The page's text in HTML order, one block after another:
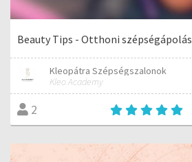
Beauty Tips - Otthoni szépségápolás
Kleopátra Szépségszalonok
Kleo Academy
2